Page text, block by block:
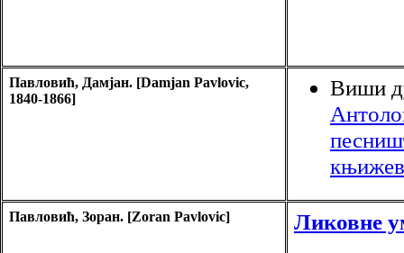
Павловић, Дамјан. [Damjan Pavlovic,
1840-1866]
Виши
Павловић, Зоран. [Zoran Pavlovic]
Ликовне